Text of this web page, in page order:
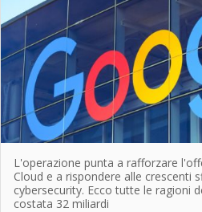
L'operazione punta a rafforzare
Cloud e a rispondere alle crescenti
cybersecurity. Ecco tutte le ragioni
costata 32 miliardi